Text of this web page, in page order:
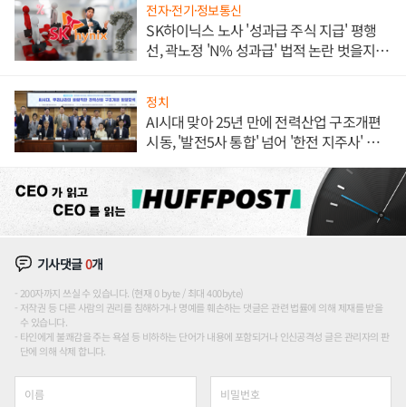
전자·전기·정보통신
SK하이닉스 노사 '성과급 주식 지급' 평행
선, 곽노정 'N% 성과급' 법적 논란 벗을지 주
정치
AI시대 맞아 25년 만에 전력산업 구조개편
시동, '발전5사 통합' 넘어 '한전 지주사' 재편
기사댓글0개
200자까지 쓰실 수 있습니다. (현재 0 byte / 최대 400byte)
저작권 등 다른 사람의 권리를 침해하거나 명예를 훼손하는 댓글은 관련 법률에 의해 제재를 받을
수 있습니다.
타인에게 불쾌감을 주는 욕설 등 비하하는 단어가 내용에 포함되거나 인신공격성 글은 관리자의 판
단에 의해 삭제 합니다.